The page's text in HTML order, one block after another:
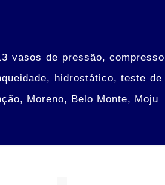
vasos de pressão,
hidrostático, teste
Moreno, Belo Monte, Moju